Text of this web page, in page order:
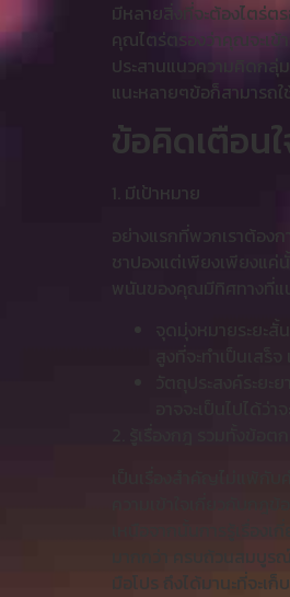
มีหลายสิ่งที่จะต้องไตร่ต
คุณไตร่ตรองว่าคุณจะเข้
ประสานแนวความคิดกลุ่
แนะหลายๆข้อก็สามารถใ
ข้อคิดเตือน
1. มีเป้าหมาย
อย่างแรกที่พวกเราต้องก
ชาปองแต่เพียงเพียงแค่
พนันของคุณมีทิศทางที่แน่
จุดมุ่งหมายระยะสั้
สูงที่จะทำเป็นเส
วัตถุประสงค์ระย
อาจจะเป็นไปได้
เป็นเรื่องสำคัญไม่แพ้กั
ความเข้าใจเกี่ยวกับก
มากกว่า ครบถ้วนสมบูร
มือโปร ถึงได้มานะที่จะ